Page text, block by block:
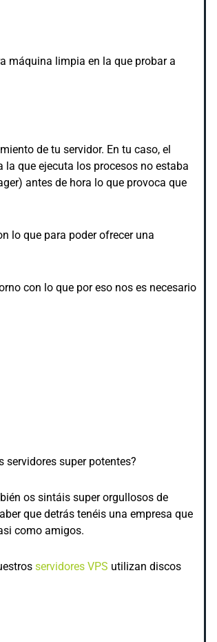
máquina limpia en la que probar a
de tu servidor. En tu caso, el
que ejecuta los procesos no estaba
antes de hora lo que provoca que
lo que para poder ofrecer una
con lo que por eso nos es necesario
servidores super potentes?
os sintáis super orgullosos de
que detrás tenéis una empresa que
como amigos.
servidores VPS utilizan discos